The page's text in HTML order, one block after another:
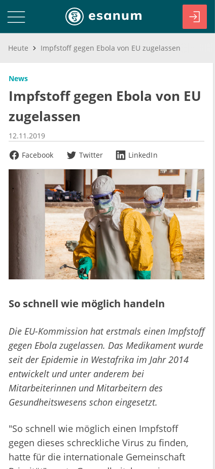
Heute Impfstoff gegen Ebola von EU zugelassen
News
Impfstoff gegen Ebola von EU
zugelassen
12.11.2019
Facebook
Twitter LinkedIn
So schnell wie möglich handeln
Die EU-Kommission hat erstmals einen Impfstoff
gegen Ebola zugelassen. Das Medikament wurde
seit der Epidemie in Westafrika im Jahr 2014
entwickelt und unter anderem bei
Mitarbeiterinnen und Mitarbeitern des
Gesundheitswesens schon eingesetzt.
"So schnell wie möglich einen Impfstoff
gegen dieses schreckliche Virus zu finden,
hatte für die internationale Gemeinschaft